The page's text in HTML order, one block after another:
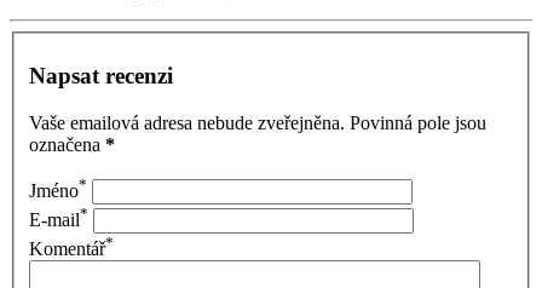
Napsat recenzi
Vaše emailová adresa nebude zveřejněna. Povinná pole jsou
označena *
Jméno*
E-mail*
Komentář*